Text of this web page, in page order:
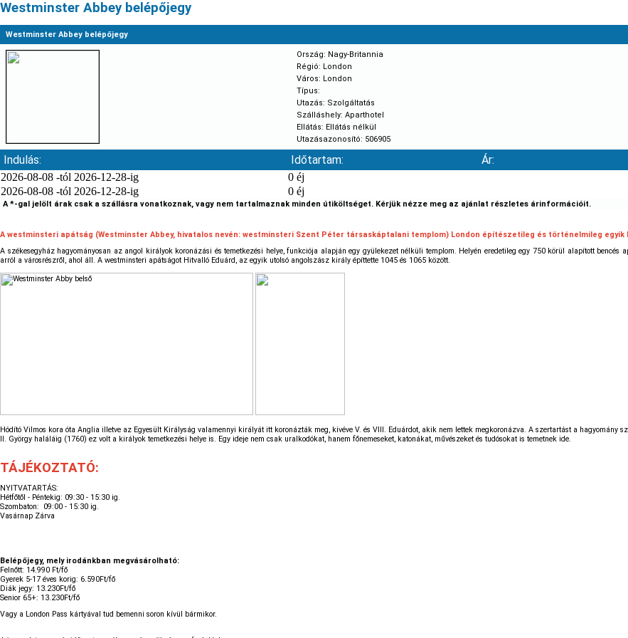
Westminster Abbey belépőjegy
Westminster Abbey belépőjegy
Ország: Nagy-Britannia
Régió: London
Város: London
Típus:
Utazás: Szolgáltatás
Szálláshely: Aparthotel
Ellátás: Ellátás nélkül
Utazásazonosító: 506905
Indulás: Időtartam: Ár:
2026-08-08 -tól 2026-12-28-ig 0 éj
2026-08-08 -tól 2026-12-28-ig
0 éj
A *-gal jelölt árak csak a szállásra vonatkoznak, vagy nem tartalmaznak minden útiköltséget. Kérjük nézze meg az ajánlat részletes árinformációit.
A westminsteri apátság (Westminster Abbey, hivatalos nevén: westminsteri Szent Péter társaskáptalani templom) London építészetileg és történelmileg
A székesegyház hagyományosan az angol királyok koronázási és temetkezési helye, funkciója alapján egy gyülekezet nélküli templom. Helyén eredetileg egy 750 körül alapított
arról a városrészről, ahol áll. A westminsteri apátságot Hitvalló Eduárd, az egyik utolsó angolszász király építtette 1045 és 1065 között.
Hódító Vilmos kora óta Anglia illetve az Egyesült Királyság valamennyi királyát itt koronázták meg, kivéve V. és VIII. Eduárdot, akik nem lettek megkoronázva. A szertartást a hagyomány
II. György haláláig (1760) ez volt a királyok temetkezési helye is. Egy ideje nem csak uralkodókat, hanem főnemeseket, katonákat, művészeket és tudósokat is temetnek ide.
TÁJÉKOZTATÓ:
NYITVATARTÁS:
Hétfőtől - Péntekig: 09:30 - 15:30 ig.
Szombaton: 09:00 - 15:30 ig.
Vasárnap Zárva
Belépőjegy, mely irodánkban megvásárolható:
Felnőtt: 14.990 Ft/fő
Gyerek 5-17 éves korig: 6.590Ft/fő
Diák jegy: 13.230Ft/fő
Senior 65+: 13.230Ft/fő
Vagy a London Pass kártyával tud bemenni soron kívül bármikor.